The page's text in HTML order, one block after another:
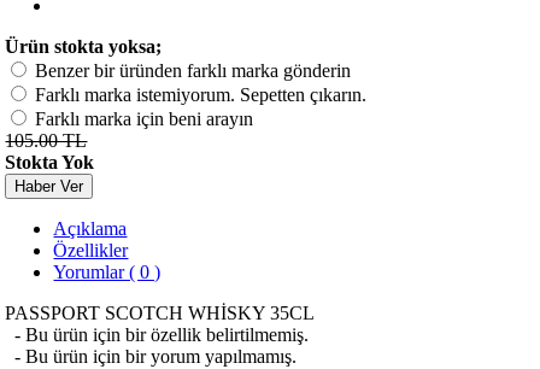
Ürün stokta yoksa;
Benzer bir üründen farklı marka gönderin
Farklı marka istemiyorum. Sepetten çıkarın.
Farklı marka için beni arayın
105.00 TL
Stokta Yok
Haber Ver
Açıklama
Özellikler
Yorumlar ( 0 )
PASSPORT SCOTCH WHİSKY 35CL
- Bu ürün için bir özellik belirtilmemiş.
- Bu ürün için bir yorum yapılmamış.